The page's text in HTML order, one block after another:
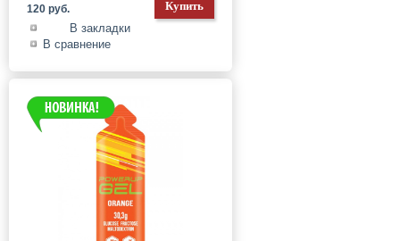
120 руб.
В закладки
В сравнение